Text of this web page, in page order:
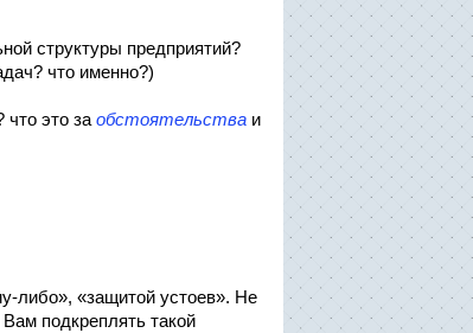
структуры предприятий?
что именно?)
что это за обстоятельства и
либо», «защитой устоев». Не
подкреплять такой